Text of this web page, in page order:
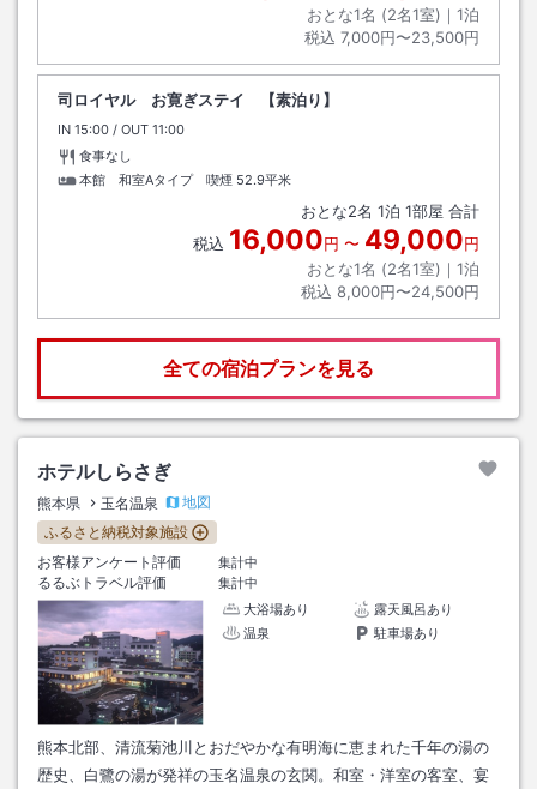
おとな1名 (2名1室)｜ 1泊
税込 7,000円〜23,500円
司ロイヤル お寛ぎステイ 【素泊り】
IN チェックイン
15:00 / OUT チェックアウト
11:00
食事なし
本館 和室Aタイプ 喫煙 52.9平米
おとな2名 1泊 1部屋 合計
税込 16,000円 〜 49,000円
おとな1名 (2名1室)｜ 1泊
税込 8,000円〜24,500円
全ての宿泊プランを見る
ホテルしらさぎ
熊本県 玉名温泉
地図
ふるさと納税対象施設
お客様アンケート評価
集計中
るるぶトラベル評価
集計中
大浴場あり
露天風呂あり
温泉
駐車場あり
熊本北部、清流菊池川とおだやかな有明海に恵まれた千年の湯の
歴史、白鷺の湯が発祥の玉名温泉の玄関。和室・洋室の客室、宴